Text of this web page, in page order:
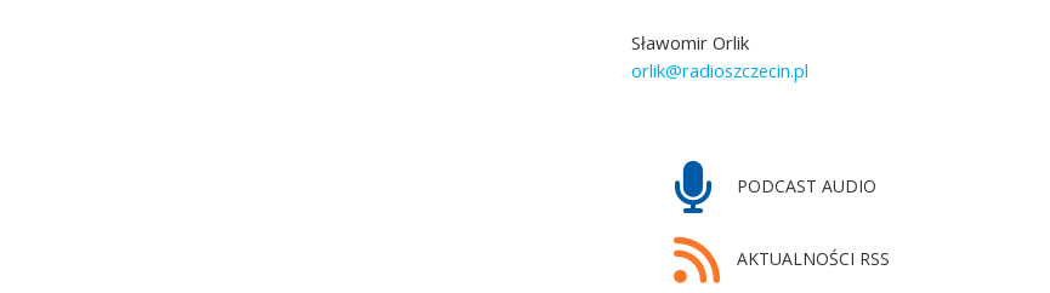
Sławomir Orlik
orlik@radioszczecin.pl
PODCAST AUDIO
AKTUALNOŚCI RSS